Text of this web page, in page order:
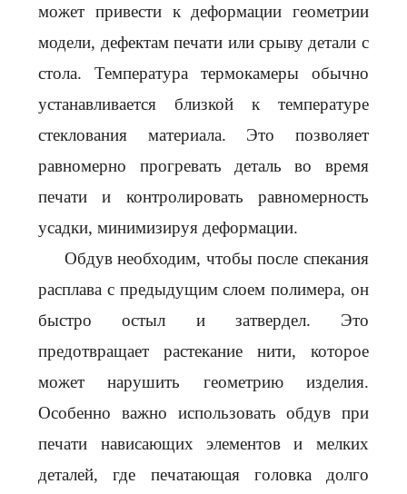
может привести к деформации геометрии
модели, дефектам печати или срыву детали с
стола. Температура термокамеры обычно
устанавливается близкой к температуре
стеклования материала. Это позволяет
равномерно прогревать деталь во время
печати и контролировать равномерность
усадки, минимизируя деформации.
Обдув необходим, чтобы после спекания
расплава с предыдущим слоем полимера, он
быстро остыл и затвердел. Это
предотвращает растекание нити, которое
может нарушить геометрию изделия.
Особенно важно использовать обдув при
печати нависающих элементов и мелких
деталей, где печатающая головка долго